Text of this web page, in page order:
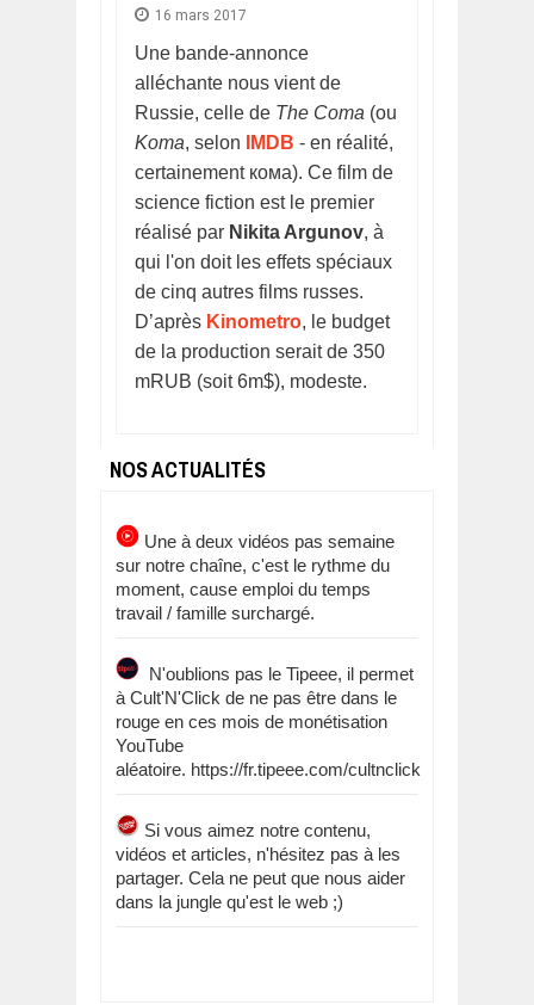
16 mars 2017
Une bande-annonce
alléchante nous vient de
Russie, celle de The Coma (ou
Koma, selon IMDB - en réalité,
certainement кома). Ce film de
science fiction est le premier
réalisé par Nikita Argunov, à
qui l'on doit les effets spéciaux
de cinq autres films russes.
D’après Kinometro, le budget
de la production serait de 350
mRUB (soit 6m$), modeste.
NOS ACTUALITÉS
Une à deux vidéos pas semaine
sur notre chaîne, c'est le rythme du
moment, cause emploi du temps
travail / famille surchargé.
N'oublions pas le Tipeee, il permet
à Cult'N'Click de ne pas être dans le
rouge en ces mois de monétisation
YouTube
aléatoire. https://fr.tipeee.com/cultnclick
Si vous aimez notre contenu,
vidéos et articles, n'hésitez pas à les
partager. Cela ne peut que nous aider
dans la jungle qu'est le web ;)